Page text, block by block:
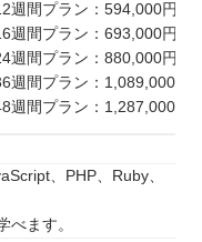
週間プラン：594,000円
週間プラン：693,000円
週間プラン：880,000円
週間プラン：1,089,000円
週間プラン：1,287,000円
、PHP、Ruby、
べます。